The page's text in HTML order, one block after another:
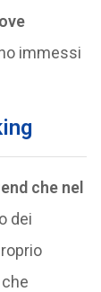
immessi
che nel
dei